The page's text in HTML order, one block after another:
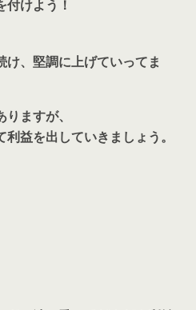
付けよう！
け、堅調に上げていってま
ますが、
益を出していきましょう。